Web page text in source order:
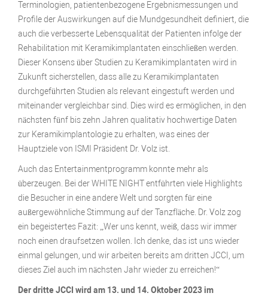
Terminologien, patientenbezogene Ergebnismessungen und
Profile der Auswirkungen auf die Mundgesundheit definiert, die
auch die verbesserte Lebensqualität der Patienten infolge der
Rehabilitation mit Keramikimplantaten einschließen werden.
Dieser Konsens über Studien zu Keramikimplantaten wird in
Zukunft sicherstellen, dass alle zu Keramikimplantaten
durchgeführten Studien als relevant eingestuft werden und
miteinander vergleichbar sind. Dies wird es ermöglichen, in den
nächsten fünf bis zehn Jahren qualitativ hochwertige Daten
zur Keramikimplantologie zu erhalten, was eines der
Hauptziele von ISMI Präsident Dr. Volz ist.
Auch das Entertainmentprogramm konnte mehr als
überzeugen. Bei der WHITE NIGHT entführten viele Highlights
die Besucher in eine andere Welt und sorgten für eine
außergewöhnliche Stimmung auf der Tanzfläche. Dr. Volz zog
ein begeistertes Fazit: „Wer uns kennt, weiß, dass wir immer
noch einen draufsetzen wollen. Ich denke, das ist uns wieder
einmal gelungen, und wir arbeiten bereits am dritten JCCI, um
dieses Ziel auch im nächsten Jahr wieder zu erreichen!“
Der dritte JCCI wird am 13. und 14. Oktober 2023 im